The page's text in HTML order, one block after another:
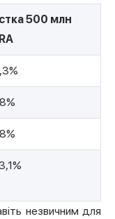
500 млн
незвичним для